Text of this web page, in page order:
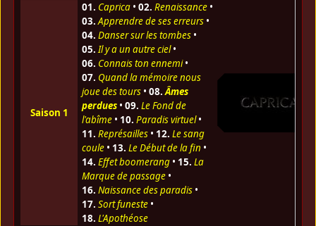
Saison 1
01. Caprica• 02. Renaissance•
03.Apprendre de ses erreurs•
04. Danser sur les tombes•
05.Il y a un autre ciel•
06. Connais ton ennemi•
07. Quand la mémoire nous
joue des tours• 08.Âmes
perdues• 09. Le Fond de
l'abîme• 10. Paradis virtuel•
11. Représailles• 12. Le sang
coule• 13. Le Début de la fin •
14. Effet boomerang• 15. La
Marque de passage•
16. Naissance des paradis•
17. Sort funeste•
18. L'Apothéose